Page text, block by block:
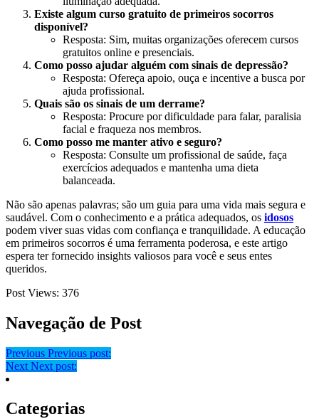
Existe algum curso gratuito de primeiros socorros
disponível?
Resposta: Sim, muitas organizações oferecem cursos
gratuitos online e presenciais.
Como posso ajudar alguém com sinais de depressão?
Resposta: Ofereça apoio, ouça e incentive a busca por
ajuda profissional.
Quais são os sinais de um derrame?
Resposta: Procure por dificuldade para falar, paralisia
facial e fraqueza nos membros.
Como posso me manter ativo e seguro?
Resposta: Consulte um profissional de saúde, faça
exercícios adequados e mantenha uma dieta
balanceada.
Não são apenas palavras; são um guia para uma vida mais segura e
saudável. Com o conhecimento e a prática adequados, os idosos
podem viver suas vidas com confiança e tranquilidade. A educação
em primeiros socorros é uma ferramenta poderosa, e este artigo
espera ter fornecido insights valiosos para você e seus entes
queridos.
Post Views: 376
Navegação de Post
Previous Previous post:
Next Next post:
Categorias